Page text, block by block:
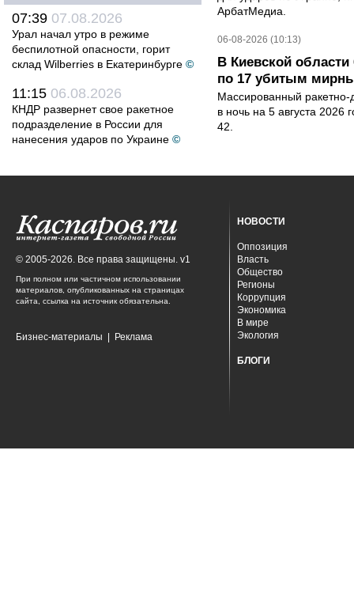
07:39 07.08.2026
Урал начал утро в режиме
беспилотной опасности, горит
склад Wilberries в Екатеринбурге ©
11:15 06.08.2026
КНДР развернет свое ракетное
подразделение в России для
нанесения ударов по Украине ©
АрбатМедиа.
06-08-2026 (10:13)
В Киевской
по 17 убитым
Массированный ракетно-
в ночь на 5 августа 2026
42.
© 2005-2026. Все права защищены. v1
При полном или частичном использовании
материалов, опубликованных на страницах
сайта, ссылка на источник обязательна.
Бизнес-материалы Реклама
НОВОСТИ
Оппозиция
Власть
Общество
Регионы
Коррупция
Экономика
В мире
Экология
БЛОГИ